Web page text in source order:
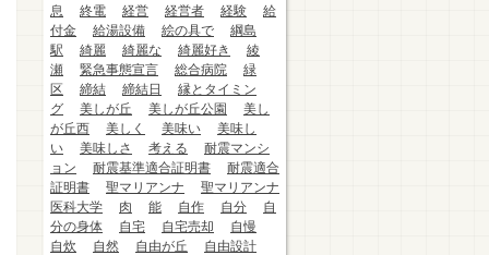
息
終電 経営 経営者 経験
給
付金
給湯設備 絵の具で
綱島
駅
綺麗 綺麗な 綺麗好き
綾
瀬
緊急事態宣言 総合病院
緑
区
締結 締結日
縁とタイミン
グ
美しが丘 美しが丘公園
美し
が丘西
美しく 美味い
美味し
い
美味しさ 考える
耐震マンシ
ョン
耐震基準適合証明書
耐震適合
証明書
聖マリアンナ
聖マリアンナ
医科大学
肉 能 自作 自分
自
分の身体
自宅 自宅売却
自慢
自炊
自然 自由が丘
自由設計